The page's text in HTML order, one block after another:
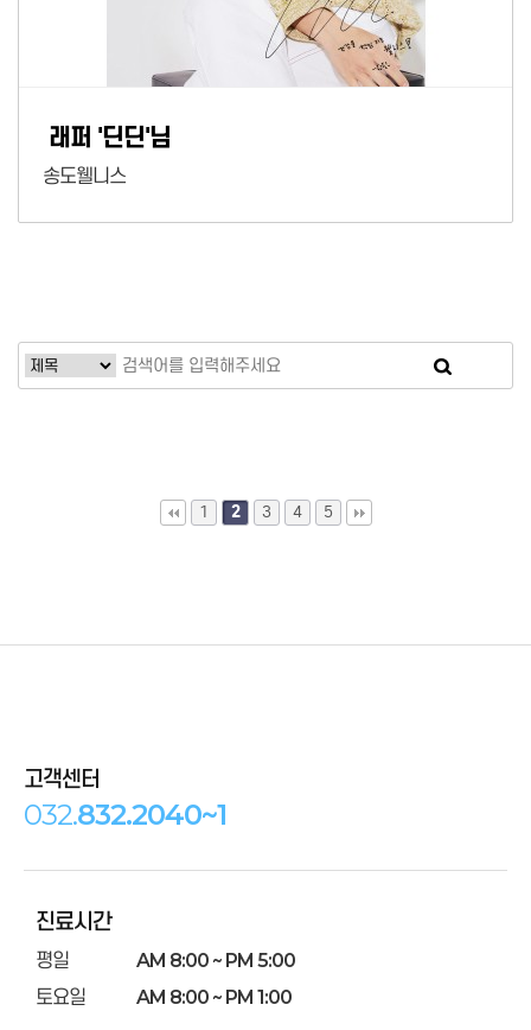
래퍼 '딘딘'님
송도웰니스
1 2 3 4 5
고객센터
032.832.2040~1
진료시간
평일 AM 8:00 ~ PM 5:00
토요일 AM 8:00 ~ PM 1:00